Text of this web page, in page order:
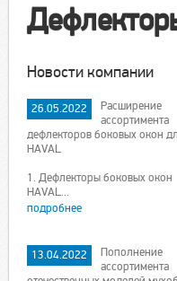
Новости компании
26.05.2022
Расширение
ассортимента
дефлекторов боковых окон
HAVAL
1. Дефлекторы боковых окон
HAVAL...
подробнее
13.04.2022
Пополнение
ассортимента